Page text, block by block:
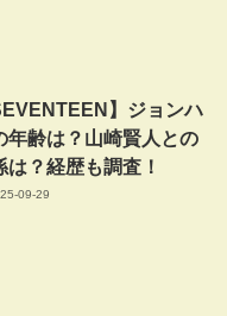
】ジョンハ
年齢は？山崎賢人との
は？経歴も調査！
09-29